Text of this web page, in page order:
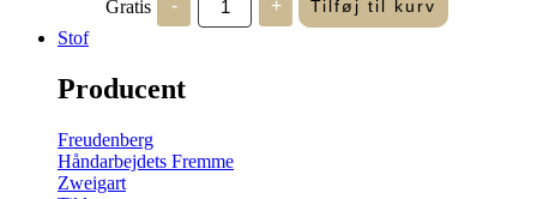
Gratis -
broderidag
2026
+ Tilføj til kurv
Stof
Producent
Freudenberg
Håndarbejdets Fremme
Zweigart